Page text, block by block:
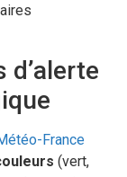
d’alerte
France
(vert,